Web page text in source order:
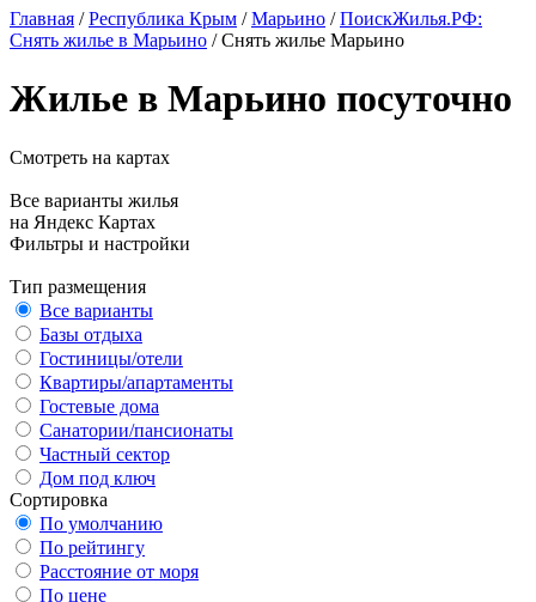
Главная /Республика Крым /Марьино /ПоискЖилья.РФ:
Снять жилье в Марьино / Снять жилье Марьино
Жилье в Марьино посуточно
Смотреть на картах
Все варианты жилья
на Яндекс Картах
Фильтры и настройки
Тип размещения
Все варианты
Базы отдыха
Гостиницы/отели
Квартиры/апартаменты
Гостевые дома
Санатории/пансионаты
Частный сектор
Дом под ключ
Сортировка
По умолчанию
По рейтингу
Расстояние от моря
По цене